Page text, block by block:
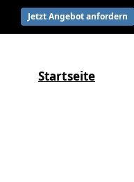
Jetzt Angebot anfordern
Startseite